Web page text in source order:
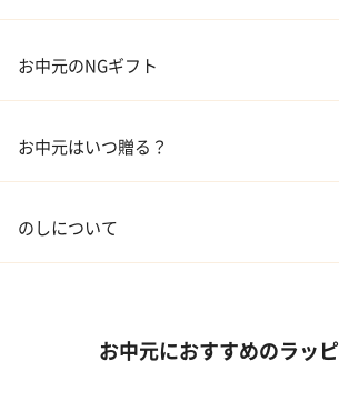
02 兄弟、姉妹
04 会社の上司
お中元のNGギフト
お中元はいつ贈る？
のしについて
お中元におすすめのラッ